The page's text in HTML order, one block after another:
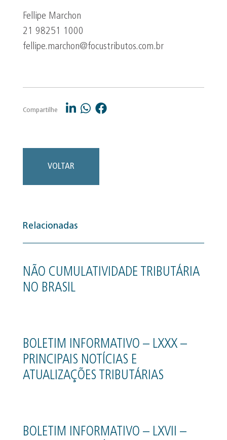
VOLTAR
Fellipe Marchon
21 98251 1000
fellipe.marchon@focustributos.com.br
Compartilhe
Relacionadas
NÃO CUMULATIVIDADE TRIBUTÁRIA
NO BRASIL
BOLETIM INFORMATIVO – LXXX –
PRINCIPAIS NOTÍCIAS E
ATUALIZAÇÕES TRIBUTÁRIAS
BOLETIM INFORMATIVO – LXVII –